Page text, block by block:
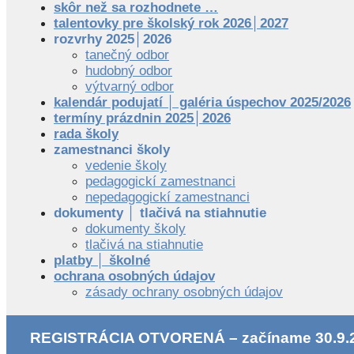
skôr než sa rozhodnete …
talentovky pre školský rok 2026│2027
rozvrhy 2025│2026
tanečný odbor
hudobný odbor
výtvarný odbor
kalendár podujatí │ galéria úspechov 2025/2026
termíny prázdnin 2025│2026
rada školy
zamestnanci školy
vedenie školy
pedagogickí zamestnanci
nepedagogickí zamestnanci
dokumenty │ tlačivá na stiahnutie
dokumenty školy
tlačivá na stiahnutie
platby │ školné
ochrana osobných údajov
zásady ochrany osobných údajov
REGISTRÁCIA OTVORENÁ – začíname